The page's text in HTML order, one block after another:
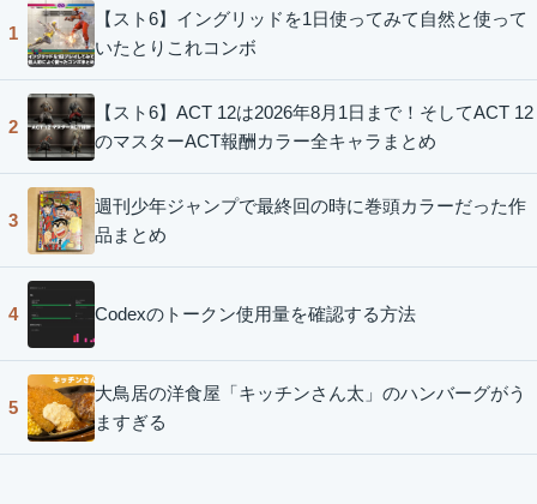
1
【スト6】イングリッドを1日使ってみて自然と使って
いたとりこれコンボ
2
【スト6】ACT 12は2026年8月1日まで！そしてACT 12
のマスターACT報酬カラー全キャラまとめ
3
週刊少年ジャンプで最終回の時に巻頭カラーだった作
品まとめ
4 Codexのトークン使用量を確認する方法
5
大鳥居の洋食屋「キッチンさん太」のハンバーグがう
ますぎる